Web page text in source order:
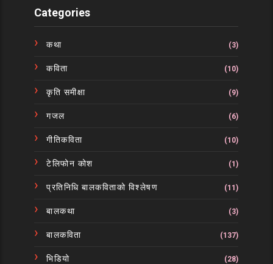
Categories
कथा (3)
कविता (10)
कृति समीक्षा (9)
गजल (6)
गीतिकविता (10)
टेलिफोन कोश (1)
प्रतिनिधि बालकविताको विश्लेषण (11)
बालकथा (3)
बालकविता (137)
भिडियो (28)